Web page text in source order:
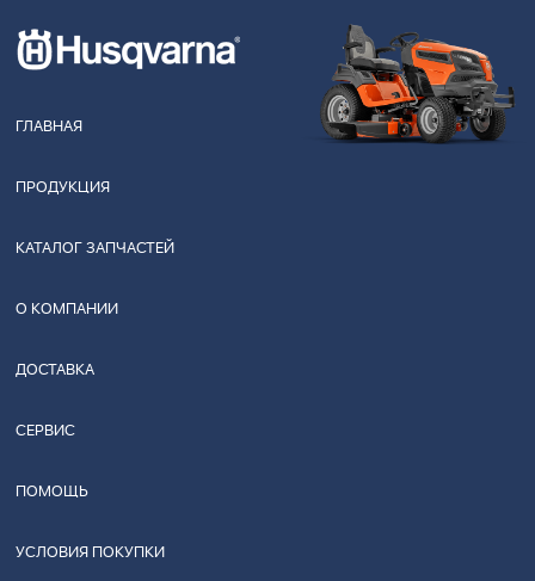
ГЛАВНАЯ
ПРОДУКЦИЯ
КАТАЛОГ ЗАПЧАСТЕЙ
О КОМПАНИИ
ДОСТАВКА
СЕРВИС
ПОМОЩЬ
УСЛОВИЯ ПОКУПКИ